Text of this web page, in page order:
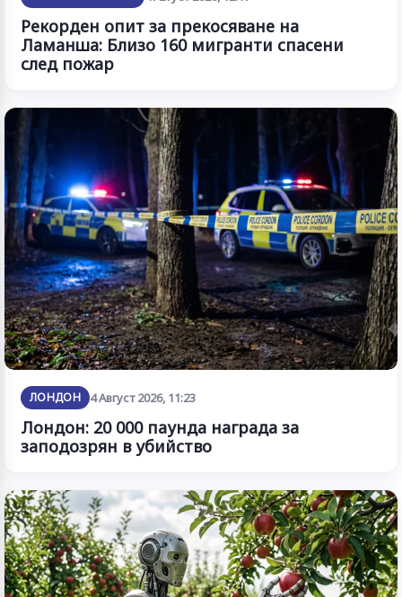
Рекорден опит за прекосяване на
Ламанша: Близо 160 мигранти спасени
след пожар
ЛОНДОН 4 Август 2026, 11:23
Лондон: 20 000 паунда награда за
заподозрян в убийство